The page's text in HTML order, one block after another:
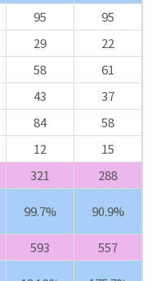
95
95
29
22
58
61
43
37
84
58
12
15
321
288
99.7% 90.9%
593
557